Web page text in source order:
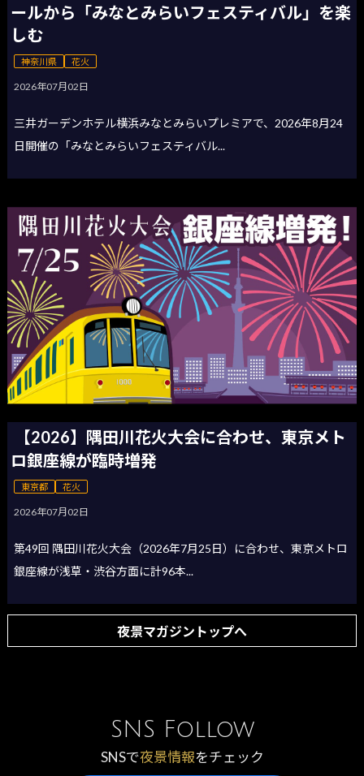
ールから「みなとみらいフェスティバル」を楽
しむ
神奈川県 花火
2026年07月02日
三井ガーデンホテル横浜みなとみらいプレミアで、2026年8月24
日開催の「みなとみらいフェスティバル...
【2026】隅田川花火大会に合わせ、東京メト
ロ銀座線が臨時増発
東京都 花火
2026年07月02日
第49回 隅田川花火大会（2026年7月25日）に合わせ、東京メトロ
銀座線が浅草・渋谷方面に計96本...
夜景マガジントップへ
SNS Follow
SNSで夜景情報をチェック